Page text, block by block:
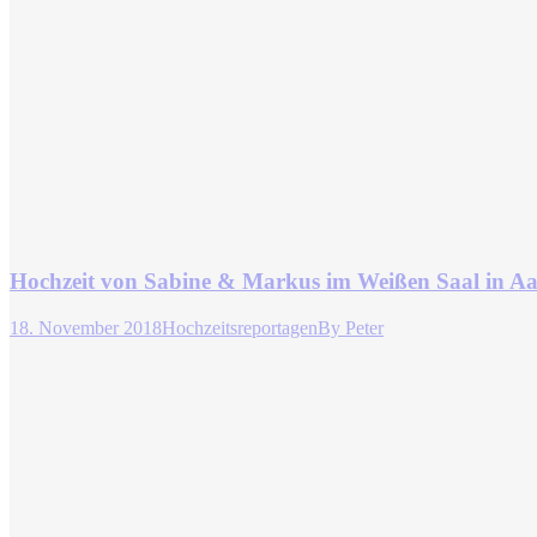
Hochzeit von Sabine & Markus im Weißen Saal in
18. November 2018HochzeitsreportagenBy Peter